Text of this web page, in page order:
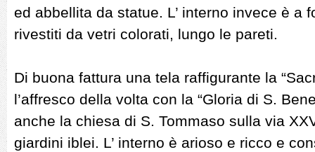
ed abbellita da statue. L’ interno invece è a
rivestiti da vetri colorati, lungo le pareti.
Di buona fattura una tela raffigurante la
l’affresco della volta con la “Gloria di S.
anche la chiesa di S. Tommaso sulla via
giardini iblei. L’ interno è arioso e ricco e